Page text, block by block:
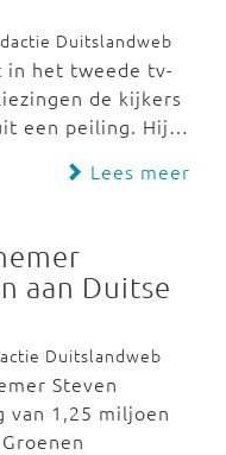
Duitslandweb
in het tweede tv-
de kijkers
een peiling. Hij…
Lees meer
aan Duitse
Duitslandweb
Steven
van 1,25 miljoen